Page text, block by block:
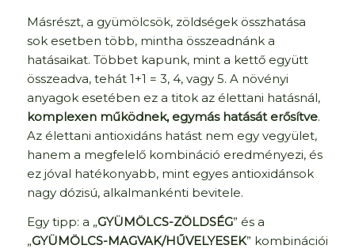
Másrészt, a gyümölcsök, zöldségek összhatása
sok esetben több, mintha összeadnánk a
hatásaikat. Többet kapunk, mint a kettő együtt
összeadva, tehát 1+1 = 3, 4, vagy 5. A növényi
anyagok esetében ez a titok az élettani hatásnál,
komplexen működnek, egymás hatását erősítve.
Az élettani antioxidáns hatást nem egy vegyület,
hanem a megfelelő kombináció eredményezi, és
ez jóval hatékonyabb, mint egyes antioxidánsok
nagy dózisú, alkalmankénti bevitele.
Egy tipp: a „GYÜMÖLCS-ZÖLDSÉG” és a
„GYÜMÖLCS-MAGVAK/HŰVELYESEK” kombinációi